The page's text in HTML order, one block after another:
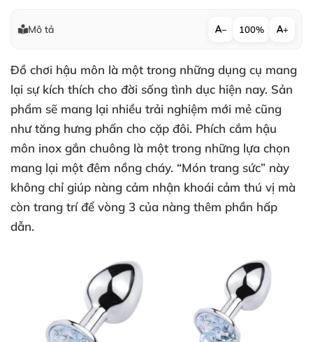
Mô tả − 100% +
Đồ chơi hậu môn là một trong những dụng cụ mang
lại sự kích thích cho đời sống tình dục hiện nay. Sản
phẩm sẽ mang lại nhiều trải nghiệm mới mẻ cũng
như tăng hưng phấn cho cặp đôi. Phích cắm hậu
môn inox gắn chuông là một trong những lựa chọn
mang lại một đêm nồng cháy. “Món trang sức” này
không chỉ giúp nàng cảm nhận khoái cảm thú vị mà
còn trang tríđể vòng 3 của nàng thêm phần hấp
dẫn.